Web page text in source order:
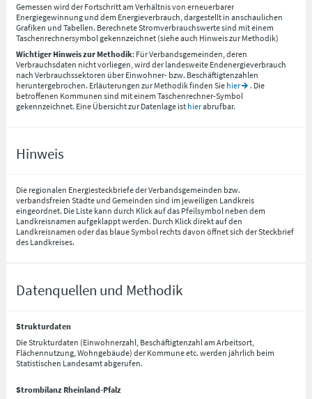
Gemessen wird der Fortschritt am Verhältnis von erneuerbarer
Energiegewinnung und dem Energieverbrauch, dargestellt in anschaulichen
Grafiken und Tabellen. Berechnete Stromverbrauchswerte sind mit einem
Taschenrechnersymbol gekennzeichnet (siehe auch Hinweis zur Methodik)
Wichtiger Hinweis zur Methodik: Für Verbandsgemeinden, deren
Verbrauchsdaten nicht vorliegen, wird der landesweite Endenergieverbrauch
nach Verbrauchssektoren über Einwohner- bzw. Beschäftigtenzahlen
heruntergebrochen. Erläuterungen zur Methodik finden Sie hier
. Die
betroffenen Kommunen sind mit einem Taschenrechner-Symbol
gekennzeichnet. Eine Übersicht zur Datenlage ist hierabrufbar.
Hinweis
Die regionalen Energiesteckbriefe der Verbandsgemeinden bzw.
verbandsfreien Städte und Gemeinden sind im jeweiligen Landkreis
eingeordnet. Die Liste kann durch Klick auf das Pfeilsymbol neben dem
Landkreisnamen aufgeklappt werden. Durch Klick direkt auf den
Landkreisnamen oder das blaue Symbol rechts davon öffnet sich der Steckbrief
des Landkreises.
Datenquellen und Methodik
Strukturdaten
Die Strukturdaten (Einwohnerzahl, Beschäftigtenzahl am Arbeitsort,
Flächennutzung, Wohngebäude) der Kommune etc. werden jährlich beim
Statistischen Landesamt abgerufen.
Strombilanz Rheinland-Pfalz